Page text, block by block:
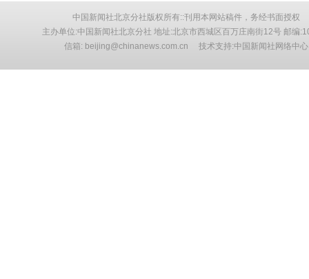
中国新闻社北京分社版权所有::刊用本网站稿件，务经书面授权
主办单位:中国新闻社北京分社 地址:北京市西城区百万庄南街12号 邮编
信箱: beijing@chinanews.com.cn 技术支持:中国新闻社网络中心